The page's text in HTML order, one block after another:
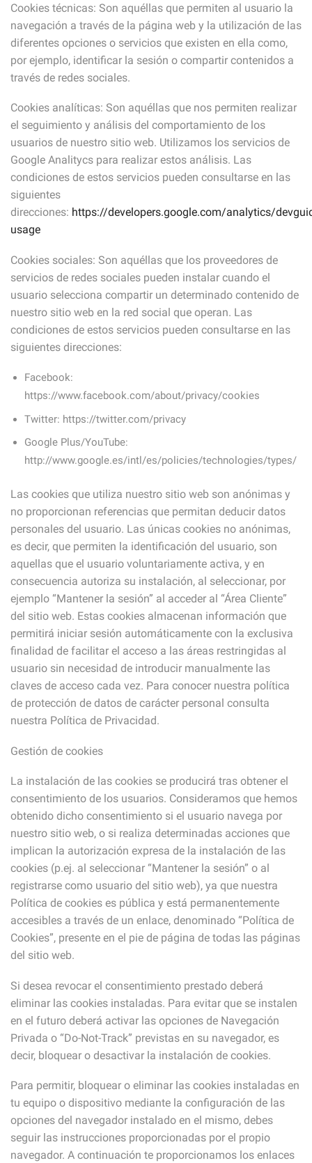
Cookies técnicas: Son aquéllas que permiten al usuario la
navegación a través de la página web y la utilización de las
diferentes opciones o servicios que existen en ella como,
por ejemplo, identificar la sesión o compartir contenidos a
través de redes sociales.
Cookies analíticas: Son aquéllas que nos permiten realizar
el seguimiento y análisis del comportamiento de los
usuarios de nuestro sitio web. Utilizamos los servicios de
Google Analitycs para realizar estos análisis. Las
condiciones de estos servicios pueden consultarse en las
siguientes
direcciones: https://developers.google.com/analytics/
usage
Cookies sociales: Son aquéllas que los proveedores de
servicios de redes sociales pueden instalar cuando el
usuario selecciona compartir un determinado contenido de
nuestro sitio web en la red social que operan. Las
condiciones de estos servicios pueden consultarse en las
siguientes direcciones:
Facebook:
https://www.facebook.com/about/privacy/cookies
Twitter: https://twitter.com/privacy
Google Plus/YouTube:
http://www.google.es/intl/es/policies/technologies/types/
Las cookies que utiliza nuestro sitio web son anónimas y
no proporcionan referencias que permitan deducir datos
personales del usuario. Las únicas cookies no anónimas,
es decir, que permiten la identificación del usuario, son
aquellas que el usuario voluntariamente activa, y en
consecuencia autoriza su instalación, al seleccionar, por
ejemplo “Mantener la sesión” al acceder al “Área Cliente”
del sitio web. Estas cookies almacenan información que
permitirá iniciar sesión automáticamente con la exclusiva
finalidad de facilitar el acceso a las áreas restringidas al
usuario sin necesidad de introducir manualmente las
claves de acceso cada vez. Para conocer nuestra política
de protección de datos de carácter personal consulta
nuestra Política de Privacidad.
Gestión de cookies
La instalación de las cookies se producirá tras obtener el
consentimiento de los usuarios. Consideramos que hemos
obtenido dicho consentimiento si el usuario navega por
nuestro sitio web, o si realiza determinadas acciones que
implican la autorización expresa de la instalación de las
cookies (p.ej. al seleccionar “Mantener la sesión” o al
registrarse como usuario del sitio web), ya que nuestra
Política de cookies es pública y está permanentemente
accesibles a través de un enlace, denominado “Política de
Cookies”, presente en el pie de página de todas las páginas
del sitio web.
Si desea revocar el consentimiento prestado deberá
eliminar las cookies instaladas. Para evitar que se instalen
en el futuro deberá activar las opciones de Navegación
Privada o “Do-Not-Track” previstas en su navegador, es
decir, bloquear o desactivar la instalación de cookies.
Para permitir, bloquear o eliminar las cookies instaladas en
tu equipo o dispositivo mediante la configuración de las
opciones del navegador instalado en el mismo, debes
seguir las instrucciones proporcionadas por el propio
navegador. A continuación te proporcionamos los enlaces